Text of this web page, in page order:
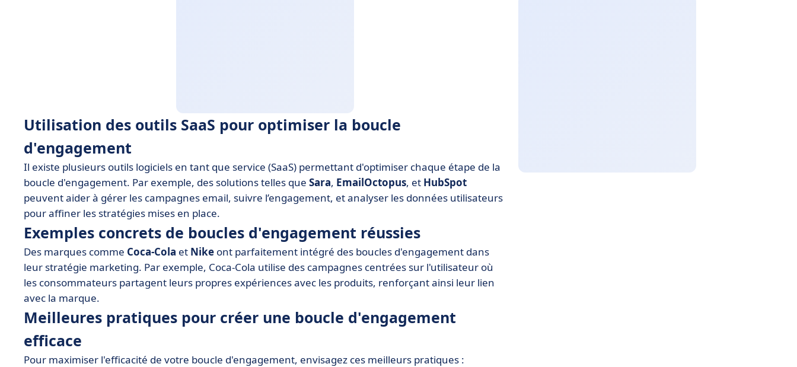
Utilisation des outils SaaS pour optimiser la boucle
d'engagement
Il existe plusieurs outils logiciels en tant que service (SaaS) permettant d'optimiser chaque étape de la
boucle d'engagement. Par exemple, des solutions telles que Sara, EmailOctopus, et HubSpot
peuvent aider à gérer les campagnes email, suivre l’engagement, et analyser les données utilisateurs
pour affiner les stratégies mises en place.
Exemples concrets de boucles d'engagement réussies
Des marques comme Coca-Cola et Nike ont parfaitement intégré des boucles d'engagement dans
leur stratégie marketing. Par exemple, Coca-Cola utilise des campagnes centrées sur l'utilisateur où
les consommateurs partagent leurs propres expériences avec les produits, renforçant ainsi leur lien
avec la marque.
Meilleures pratiques pour créer une boucle d'engagement
efficace
Pour maximiser l'efficacité de votre boucle d'engagement, envisagez ces meilleurs pratiques :